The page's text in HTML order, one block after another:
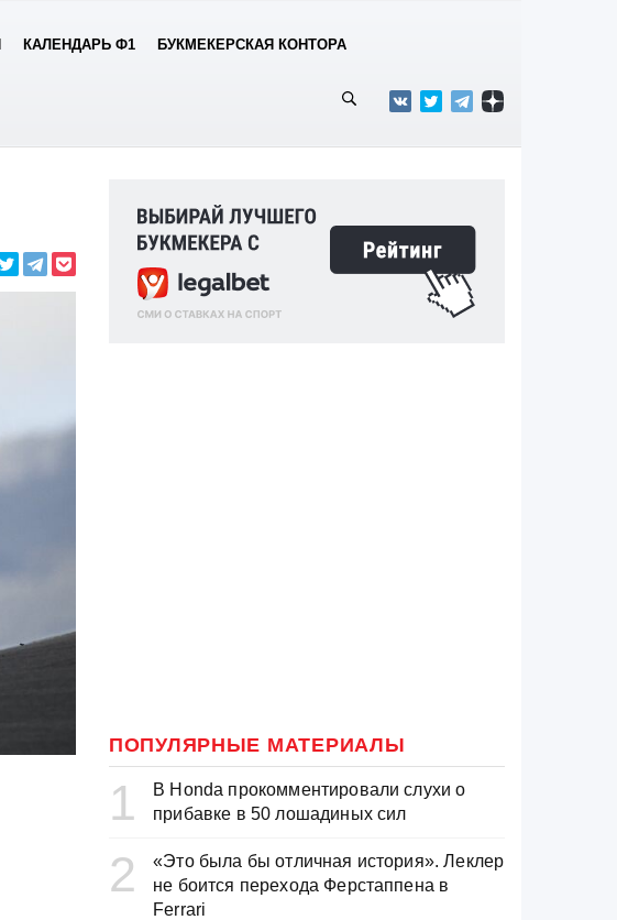
КАЛЕНДАРЬ Ф1 БУКМЕКЕРСКАЯ КОНТОРА
ПОПУЛЯРНЫЕ МАТЕРИАЛЫ
1
В Honda прокомментировали слухи о
прибавке в 50 лошадиных сил
2
«Это была бы отличная история». Леклер
не боится перехода Ферстаппена в
Ferrari